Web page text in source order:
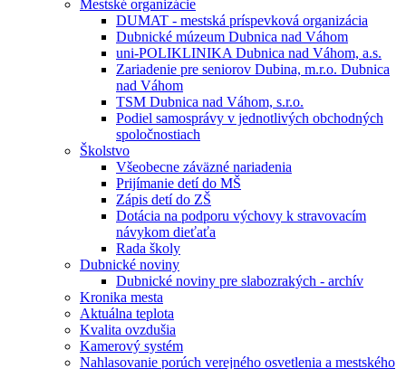
Mestské organizácie
DUMAT - mestská príspevková organizácia
Dubnické múzeum Dubnica nad Váhom
uni-POLIKLINIKA Dubnica nad Váhom, a.s.
Zariadenie pre seniorov Dubina, m.r.o. Dubnica
nad Váhom
TSM Dubnica nad Váhom, s.r.o.
Podiel samosprávy v jednotlivých obchodných
spoločnostiach
Školstvo
Všeobecne záväzné nariadenia
Prijímanie detí do MŠ
Zápis detí do ZŠ
Dotácia na podporu výchovy k stravovacím
návykom dieťaťa
Rada školy
Dubnické noviny
Dubnické noviny pre slabozrakých - archív
Kronika mesta
Aktuálna teplota
Kvalita ovzdušia
Kamerový systém
Nahlasovanie porúch verejného osvetlenia a mestského